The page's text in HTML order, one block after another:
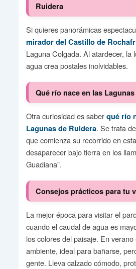
Ruidera
Si quieres panorámicas
mirador del Castillo de
Laguna Colgada. Al atardecer, la
agua crea postales inolvidables.
Qué río nace en las
Otra curiosidad es saber qué río
Lagunas de Ruidera. Se trata
que comienza su recorrido en
desaparecer bajo tierra en los
Guadiana”.
Consejos prácticos para tu
La mejor época para visitar el
cuando el caudal de agua es
los colores del paisaje. En
ambiente, ideal para bañarse,
gente. Lleva calzado cómodo,